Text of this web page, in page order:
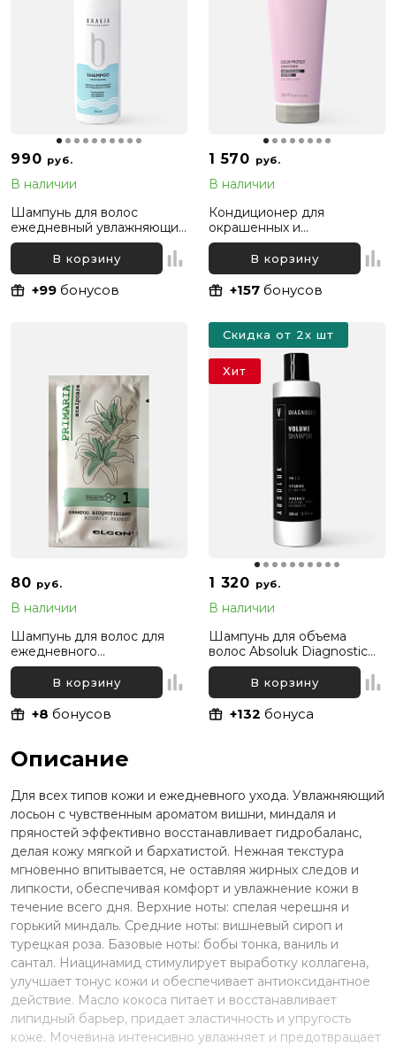
990 руб.
В наличии
Шампунь для волос
ежедневный увлажняющий
Bravia, 300 мл
В корзину
+99 бонусов
1 570 руб.
В наличии
Кондиционер для
окрашенных и
осветленных волос
«Защита Цвета» Mood Color
Protect Conditioner, 290 мл
В корзину
+157 бонусов
80 руб.
В наличии
Шампунь для волос для
ежедневного
использования Elgon
Primaria Biodaily Shampoo,
10 мл
В корзину
+8 бонусов
1 320 руб.
В наличии
Шампунь для объема
волос Absoluk Diagnostic
Volume Shampoo, 300 мл
В корзину
+132 бонуса
Скидка от 2х шт
Хит
Описание
Для всех типов кожи и ежедневного ухода. Увлажняющий
лосьон с чувственным ароматом вишни, миндаля и
пряностей эффективно восстанавливает гидробаланс,
делая кожу мягкой и бархатистой. Нежная текстура
мгновенно впитывается, не оставляя жирных следов и
липкости, обеспечивая комфорт и увлажнение кожи в
течение всего дня. Верхние ноты: спелая черешня и
горький миндаль. Средние ноты: вишневый сироп и
турецкая роза. Базовые ноты: бобы тонка, ваниль и
сантал. Ниацинамид стимулирует выработку коллагена,
улучшает тонус кожи и обеспечивает антиоксидантное
действие. Масло кокоса питает и восстанавливает
липидный барьер, придает эластичность и упругость
коже. Мочевина интенсивно увлажняет и предотвращает